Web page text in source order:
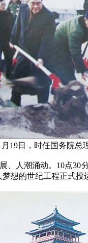
月19日，时任国务院
人潮涌动。10点30
想的世纪工程正式投